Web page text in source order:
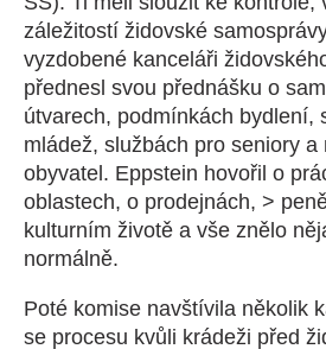
záležitostí židovské
vyzdobené kanceláři
přednesl svou přednášku o
útvarech, podmínkách bydlení,
mládež, službách pro seniory a
obyvatel. Eppstein hovořil o
oblastech, o prodejnách, >
kulturním životě a vše znělo
normálně.
Poté komise navštívila několik
se procesu kvůli krádeži před